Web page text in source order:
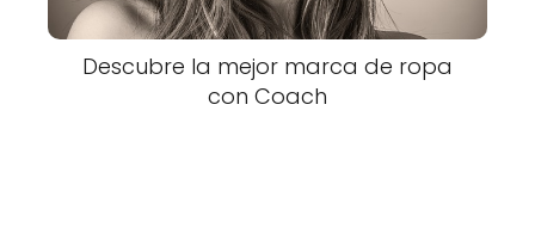
Descubre la mejor marca de ropa
con Coach